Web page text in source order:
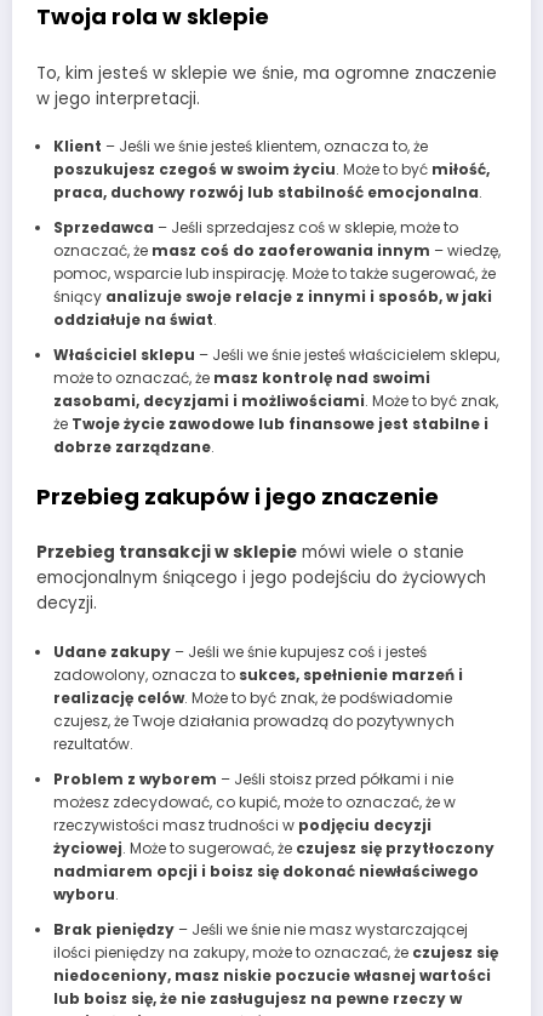
Twoja rola w sklepie
To, kim jesteś w sklepie we śnie, ma ogromne znaczenie
w jego interpretacji.
Klient – Jeśli we śnie jesteś klientem, oznacza to, że
poszukujesz czegoś w swoim życiu. Może to być miłość,
praca, duchowy rozwój lub stabilność emocjonalna.
Sprzedawca – Jeśli sprzedajesz coś w sklepie, może to
oznaczać, że masz coś do zaoferowania innym – wiedzę,
pomoc, wsparcie lub inspirację. Może to także sugerować, że
śniący analizuje swoje relacje z innymi i sposób, w jaki
oddziałuje na świat.
Właściciel sklepu – Jeśli we śnie jesteś właścicielem sklepu,
może to oznaczać, że masz kontrolę nad swoimi
zasobami, decyzjami i możliwościami. Może to być znak,
że Twoje życie zawodowe lub finansowe jest stabilne i
dobrze zarządzane.
Przebieg zakupów i jego znaczenie
Przebieg transakcji w sklepie mówi wiele o stanie
emocjonalnym śniącego i jego podejściu do życiowych
decyzji.
Udane zakupy– Jeśli we śnie kupujesz coś i jesteś
zadowolony, oznacza to sukces, spełnienie marzeń i
realizację celów. Może to być znak, że podświadomie
czujesz, że Twoje działania prowadzą do pozytywnych
rezultatów.
Problem z wyborem – Jeśli stoisz przed półkami i nie
możesz zdecydować, co kupić, może to oznaczać, że w
rzeczywistości masz trudności w podjęciu decyzji
życiowej. Może to sugerować, że czujesz się przytłoczony
nadmiarem opcji i boisz się dokonać niewłaściwego
wyboru.
Brak pieniędzy– Jeśli we śnie nie masz wystarczającej
ilości pieniędzy na zakupy, może to oznaczać, że czujesz się
niedoceniony, masz niskie poczucie własnej wartości
lub boisz się, że nie zasługujesz na pewne rzeczy w